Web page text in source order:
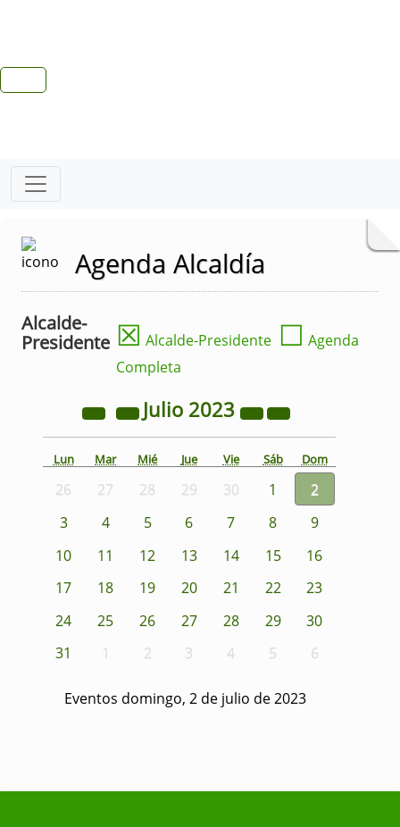
Agenda Alcaldía
Alcalde-
Presidente ☒ Alcalde-Presidente ☐ Agenda
Completa
Julio 2023
Lun Mar Mié Jue Vie Sáb Dom
26 27 28 29 30 1
2
3
4 5 6 7 8
9
10
11 12 13 14 15
16
17
18 19 20 21 22
23
24
25 26 27 28 29
30
31
1 2 3 4 5 6
Eventos domingo, 2 de julio de 2023